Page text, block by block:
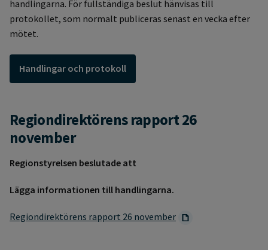
handlingarna. För fullständiga beslut hänvisas till
protokollet, som normalt publiceras senast en vecka efter
mötet.
Handlingar och protokoll
Regiondirektörens rapport 26
november
Regionstyrelsen beslutade att
Lägga informationen till handlingarna.
Regiondirektörens rapport 26 november